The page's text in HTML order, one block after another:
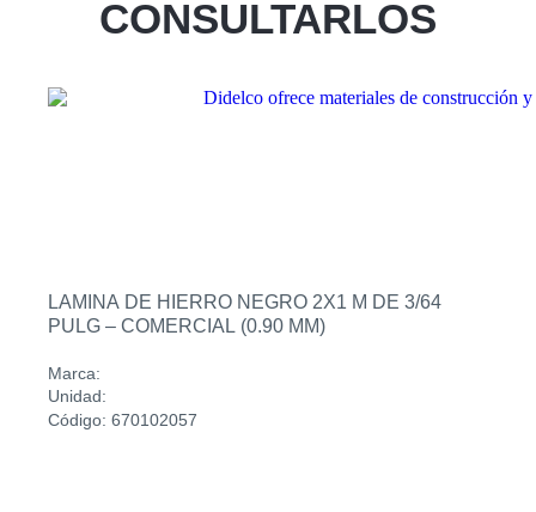
CONSULTARLOS
LAMINA DE HIERRO NEGRO 2X1 M DE 3/64
PULG – COMERCIAL (0.90 MM)
Marca:
Unidad:
Código: 670102057